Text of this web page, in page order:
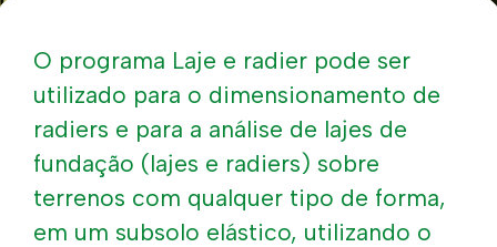
O programa Laje e radier pode ser
utilizado para o dimensionamento de
radiers e para a análise de lajes de
fundação (lajes e radiers) sobre
terrenos com qualquer tipo de forma,
em um subsolo elástico, utilizando o